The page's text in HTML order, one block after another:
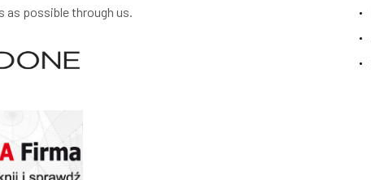
as possible through us.